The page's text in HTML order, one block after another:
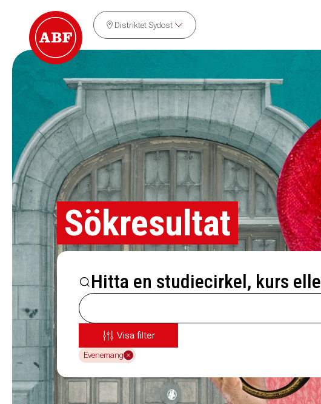
Distriktet Sydost
Sökresultat
Hitta en studiecirkel, kurs
Visa filter
Evenemang